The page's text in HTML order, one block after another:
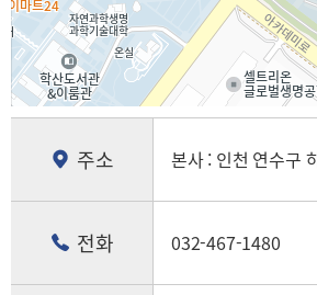
주소 본사 : 인천 연수구
전화 032-467-1480